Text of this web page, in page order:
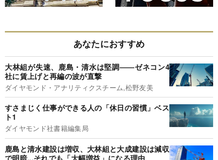
あなたにおすすめ
大林組が失速、鹿島・清水は堅調――ゼネコン4
社に賃上げと再編の波が直撃
ダイヤモンド・アナリティクスチーム,松野友美
すさまじく仕事ができる人の「休日の習慣」ベス
ト1
ダイヤモンド社書籍編集局
鹿島と清水建設は増収、大林組と大成建設は減収